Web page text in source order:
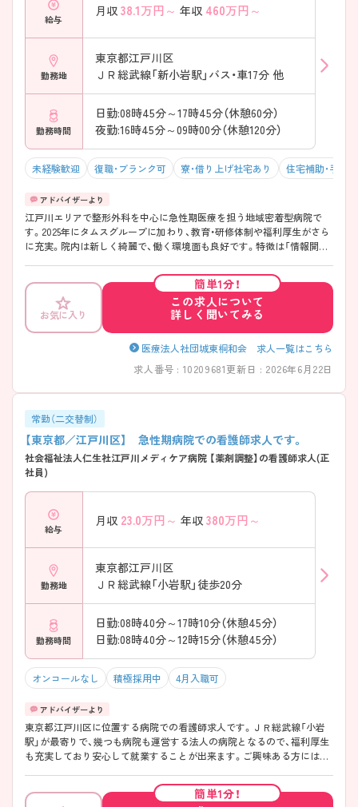
給与
月収 38.1万円～ 年収 460万円～
勤務地
東京都江戸川区
ＪＲ総武線「新小岩駅」バス・車17分 他
勤務時間
日勤:08時45分～17時45分（休憩60分）
夜勤:16時45分～09時00分（休憩120分）
未経験歓迎 復職・ブランク可 寮・借り上げ社宅あり 住宅補助・手当
江戸川エリアで整形外科を中心に急性期医療を担う地域密着型病院で
す。2025年にタムスグループに加わり、教育・研修体制や福利厚生がさら
に充実。院内は新しく綺麗で、働く環境面も良好です。特徴は「情報開
て働け、困ったときは自然に助け合える風土が育っています。残業は月
平均3時間以内、有休も消化しやすく、子育て世代も多数活躍中。プライ
ベートも充実させることができ、安心して長く働ける環境が整っていま
す。また、スキルアップのための研修や資格取得支援も充実しており、職
位に応じた階層別研修や職種に応じた研修、グループ内を横断した研修
や勉強会も定期的に開催しております。タムスグループは東京・埼玉・千
の場が多いこともグループの特徴です。
――――――――――――――― ■ 「納得して働ける」情報共有の職場
れる環境です。 ・「今どういう状況か」を上層部含めて開示 ・現場で考え、
主体的に動ける雰囲気 → 自分の仕事に納得感を持って働けます
――――――――――――――― ■ チームで支える安心の協力体制
――――――――――――――― 困ったときは必ず誰かが手を差し伸
べてくれます。 ・急なお休みにも柔軟に対応 ・管理職も積極的にヘルプ
に入る文化 ・「ここにいていい」と感じられる温かさ → 人間関係の良さ
大切にできる働き方 ――――――――――――――― 無理なく働ける
環境が整っています。 ・年間休日121日／希望休も通りやすい ・残業は月3
時間以内 ・有休消化率も高め → 仕事と家庭の両立がしやすい環境です
――――――――――――――― ■ 一人ひとりに寄り添う教育体制
――――――――――――――― 経験に合わせてしっかり成長できま
す。 ・eラーニングや院内研修が充実 ・系列病院での研修やリーダー研修
あり ・「1つずつできるように」を大切にした指導 → 経験の浅い方、ブラ
ンクのある方も安心です
お気に入り
簡単1分！
この求人について
詳しく聞いてみる
医療法人社団城東桐和会 求人一覧はこちら
求人番号 : 10209681更新日 : 2026年6月22日
常勤（二交替制）
【東京都／江戸川区】 急性期病院での看護師求人です。
社会福祉法人仁生社江戸川メディケア病院 【薬剤調整】の看護師求人(正
社員)
給与
月収 23.0万円～ 年収 380万円～
勤務地
東京都江戸川区
ＪＲ総武線「小岩駅」徒歩20分
勤務時間
日勤:08時40分～17時10分（休憩45分）
日勤:08時40分～12時15分（休憩45分）
オンコールなし 積極採用中 4月入職可
東京都江戸川区に位置する病院での看護師求人です。ＪＲ総武線「小岩
駅」が最寄りで、幾つも病院も運営する法人の病院となるので、福利厚生
も充実しており安心して就業することが出来ます。ご興味ある方には、
簡単1分！